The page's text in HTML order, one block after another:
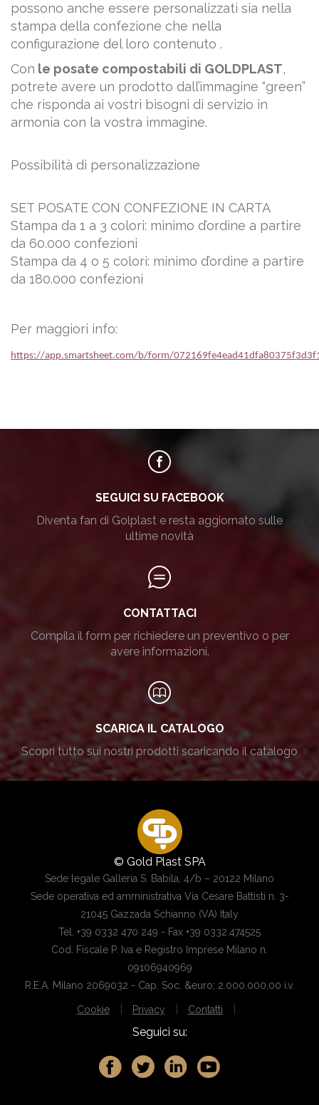
possono anche essere personalizzati sia nella
stampa della confezione che nella
configurazione del loro contenuto .
Con le posate compostabili di GOLDPLAST,
potrete avere un prodotto dall’immagine “green”
che risponda ai vostri bisogni di servizio in
armonia con la vostra immagine.
Possibilità di personalizzazione
SET POSATE CON CONFEZIONE IN CARTA
Stampa da 1 a 3 colori: minimo d’ordine a partire
da 60.000 confezioni
Stampa da 4 o 5 colori: minimo d’ordine a partire
da 180.000 confezioni
Per maggiori info:
https://app.smartsheet.com/b/form/
SEGUICI SU FACEBOOK
Diventa fan di Golplast e resta aggiornato sulle
ultime novità
CONTATTACI
Compila il form per richiedere un preventivo o per
avere informazioni.
SCARICA IL CATALOGO
Scopri tutto sui nostri prodotti scaricando il catalogo
© Gold Plast SPA
Sede legale Galleria S. Babila, 4/b – 20122 Milano
Sede operativa ed amministrativa Via Cesare Battisti n. 3-
21045 Gazzada Schianno (VA) Italy
Tel. +39 0332 470 249 - Fax +39 0332.474525
Cod. Fiscale P. Iva e Registro Imprese Milano n.
09106940969
R.E.A. Milano 2069032 - Cap. Soc. &euro; 2.000.000,00 i.v.
Cookie Privacy Contatti
Seguici su: